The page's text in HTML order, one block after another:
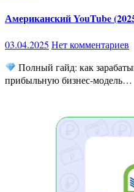
Американский YouTube
03.04.2025 Нет комментариев
Полный гайд: как
прибыльную бизнес-модель…